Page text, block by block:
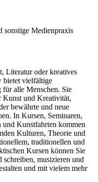
Medienpraxis
Literatur oder kreatives
bietet vielfältige
alle Menschen. Sie
Kunst und Kreativität,
bewährte und neue
In Kursen, Seminaren,
und Kunstfahrten kommen
Kulturen, Theorie und
traditionellen und
Kursen können Sie
musizieren und
und mit vielem mehr